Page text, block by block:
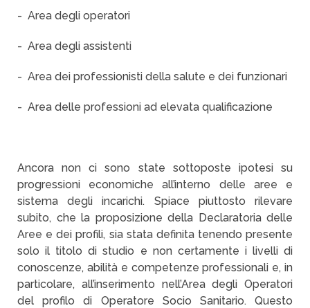
- Area degli operatori
- Area degli assistenti
- Area dei professionisti della salute e dei funzionari
- Area delle professioni ad elevata qualificazione
Ancora non ci sono state sottoposte ipotesi su
progressioni economiche all’interno delle aree e
sistema degli incarichi. Spiace piuttosto rilevare
subito, che la proposizione della Declaratoria delle
Aree e dei profili, sia stata definita tenendo presente
solo il titolo di studio e non certamente i livelli di
conoscenze, abilità e competenze professionali e, in
particolare, all’inserimento nell’Area degli Operatori
del profilo di Operatore Socio Sanitario. Questo